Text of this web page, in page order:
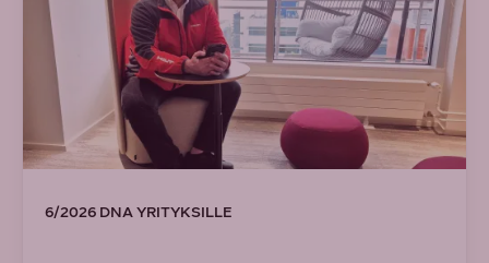
6/2026 DNA YRITYKSILLE